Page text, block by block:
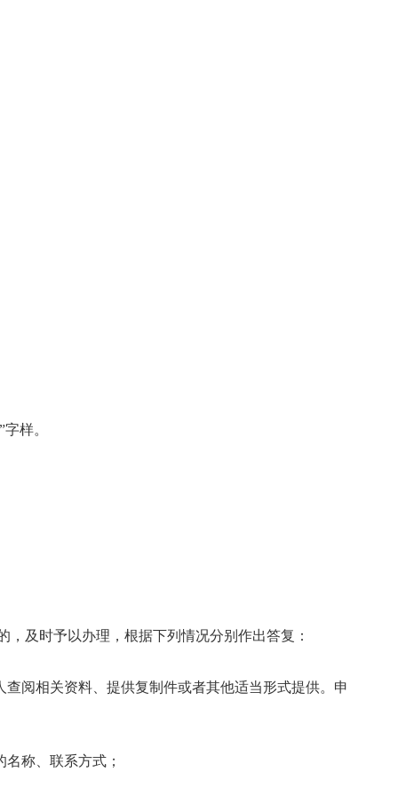
样。
及时予以办理，根据下列情况分别作出答复：
阅相关资料、提供复制件或者其他适当形式提供。申
名称、联系方式；